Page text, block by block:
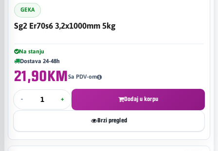
GEKA
Sg2 Er70s6 3,2x1000mm 5kg
Na stanju
Dostava 24-48h
21,90KMSa PDV-om
- + Dodaj u korpu
Brzi pregled